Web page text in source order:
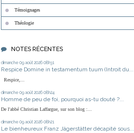
Témoignages
Théologie
NOTES RÉCENTES
dimanche 09 août 2026 08h31
Respice Domine in testamentum tuum (Introit du...
Respice,...
dimanche 09 août 2026 08h24
Homme de peu de foi, pourquoi as-tu douté ?...
De l'abbé Christian Laffargue, sur son blog :...
dimanche 09 août 2026 08h21
Le bienheureux Franz Jägerstätter décapité sous...